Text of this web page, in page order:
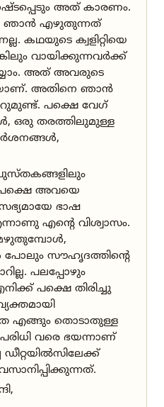
അത് കാരണം.
ഞാൻ എഴുതുന്നത്
കഥയുടെ ക്വളിറ്റിയെ
വായിക്കുന്നവർക്ക്
അത് അവരുടെ
അതിനെ ഞാൻ
പക്ഷെ വേഗ്
ഒരു തരത്തിലുമുള്ള
അവയെ
ഭാഷ
എന്റെ വിശ്വാസം.
പോലും സൗഹൃദത്തിന്റെ
പലപ്പോഴും
പക്ഷെ തിരിച്ചു
എങ്ങും തൊടാതുള്ള
വരെ ഭയന്നാണ്
ഡീറ്റയിൽസിലേക്ക്